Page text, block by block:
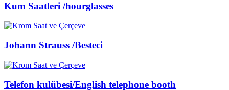
Kum Saatleri /hourglasses
Johann Strauss /Besteci
Telefon kulübesi/English telephone booth